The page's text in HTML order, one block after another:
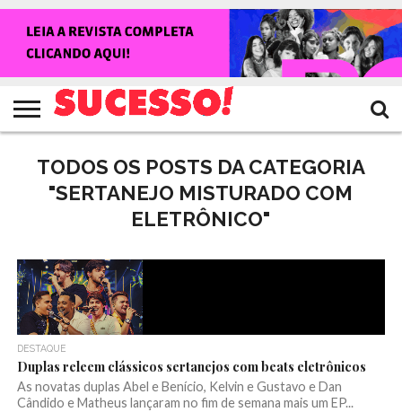
NOTÍCIAS
SHOWS
ENTREVISTAS
CLIQUES
RANKING
CROWLEY
TV
SUCESSO!
REVISTA
SUCESSO!
TODOS OS POSTS DA CATEGORIA
"SERTANEJO MISTURADO COM
ELETRÔNICO"
DESTAQUE
Duplas releem clássicos sertanejos com beats eletrônicos
As novatas duplas Abel e Benício, Kelvin e Gustavo e Dan
Cândido e Matheus lançaram no fim de semana mais um EP...